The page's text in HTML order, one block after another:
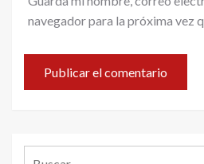
navegador para la próxima vez